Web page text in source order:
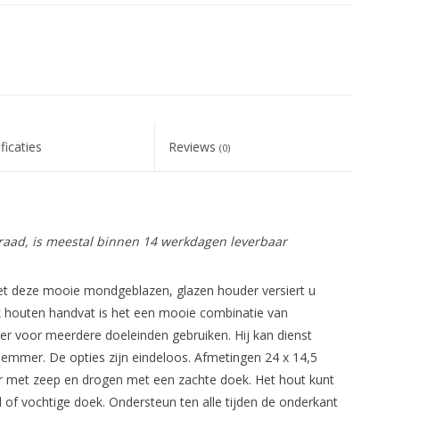
Reviews(0)
is meestal binnen 14 werkdagen leverbaar
deze mooie mondgeblazen, glazen houder versiert u
handvat is het een mooie combinatie van
voor meerdere doeleinden gebruiken. Hij kan dienst
De opties zijn eindeloos. Afmetingen 24 x 14,5
zeep en drogen met een zachte doek. Het hout kunt
vochtige doek. Ondersteun ten alle tijden de onderkant